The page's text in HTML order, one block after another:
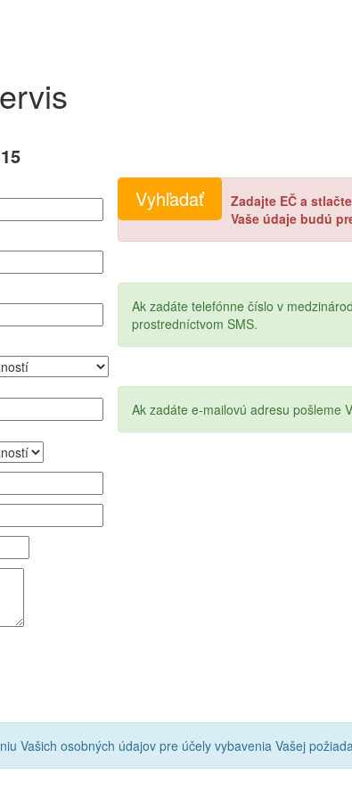
Zadajte EČ a
Vaše údaje budú
Ak zadáte telefónne číslo v
prostredníctvom SMS.
Ak zadáte e-mailovú adresu pošleme
Vašich osobných údajov pre účely vybavenia Vašej